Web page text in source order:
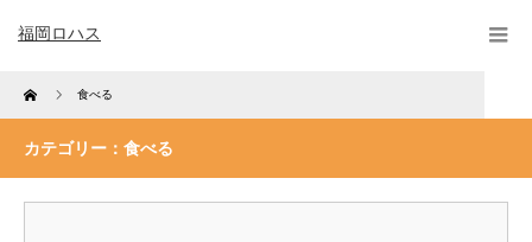
福岡ロハス
Home 食べる
カテゴリー：食べる